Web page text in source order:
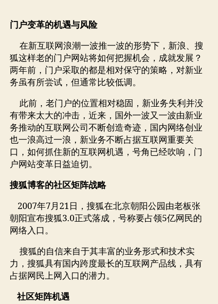
阵
战
门户变革的机遇与风险
在新互联网浪潮一波推一波的形势下，新浪、搜
狐这样老的门户网站将如何把握机会，成就发展？
两年前，门户采取的都是相对保守的策略，对新业
务虽有所尝试，但通常比较低调。
此前，老门户的位置相对稳固，新业务失利并没
有带来太大的冲击，近来，国外一波又一波由新业
务推动的互联网公司不断创造奇迹，国内网络创业
也一浪高过一浪，新业务不断占据互联网重要关
口，如何抓住新的互联网机遇，号角已经吹响，门
户网站变革日益迫切。
搜狐博客的社区矩阵战略
2007年7 月 21 日，搜狐在北京朝阳公园由老板张
朝阳宣布搜狐3.0正式落成，号称要占领5亿网民的
网络入口。
搜狐的自信来自于其丰富的业务形式和技术实
力，搜狐具有国内跨度最长的互联网产品线，具有
占据网民上网入口的潜力。
社区矩阵机遇